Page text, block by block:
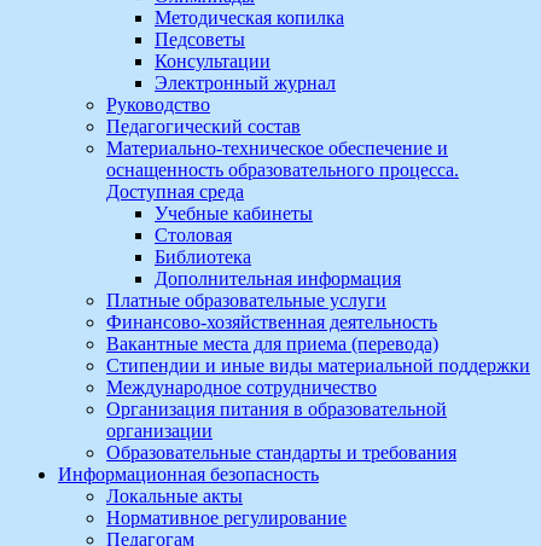
Методическая копилка
Педсоветы
Консультации
Электронный журнал
Руководство
Педагогический состав
Материально-техническое обеспечение и
оснащенность образовательного процесса.
Доступная среда
Учебные кабинеты
Столовая
Библиотека
Дополнительная информация
Платные образовательные услуги
Финансово-хозяйственная деятельность
Вакантные места для приема (перевода)
Стипендии и иные виды материальной поддержки
Международное сотрудничество
Организация питания в образовательной
организации
Образовательные стандарты и требования
Информационная безопасность
Локальные акты
Нормативное регулирование
Педагогам